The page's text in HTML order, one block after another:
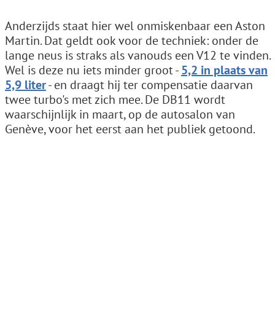
Anderzijds staat hier wel onmiskenbaar een Aston
Martin. Dat geldt ook voor de techniek: onder de
lange neus is straks als vanouds een V12 te vinden.
Wel is deze nu iets minder groot -5,2 in plaats van
5,9 liter- en draagt hij ter compensatie daarvan
twee turbo's met zich mee. De DB11 wordt
waarschijnlijk in maart, op de autosalon van
Genève, voor het eerst aan het publiek getoond.